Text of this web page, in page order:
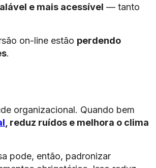
e mais acessível — tanto
on-line estão perdendo
.
organizacional. Quando bem
, reduz ruídos e melhora o clima
pode, então, padronizar